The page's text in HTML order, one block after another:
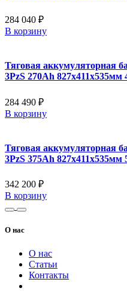
284 040 ₽
В корзину
Тяговая аккумуляторная
3PzS 270Ah 827x411x535мм
284 490 ₽
В корзину
Тяговая аккумуляторная
3PzS 375Ah 827x411x535мм
342 200 ₽
В корзину
О нас
О нас
Статьи
Контакты